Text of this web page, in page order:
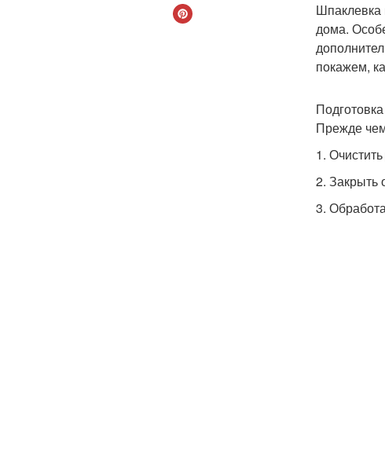
Шпаклевка
дома.
покажем,
Прежде
1.
2. Закрыть
3.